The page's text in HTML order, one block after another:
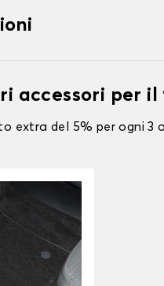
accessori per il
extra del 5% per ogni 3